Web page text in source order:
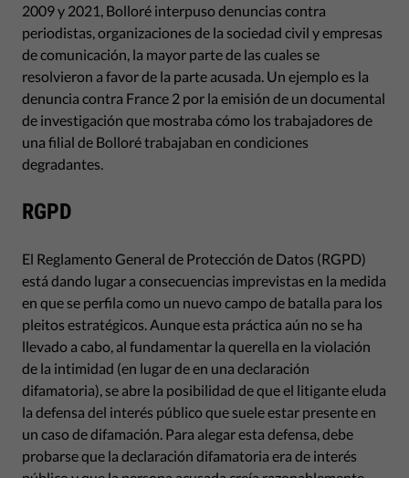
2009 y 2021, Bolloré interpuso denuncias contra
periodistas, organizaciones de la sociedad civil y empresas
de comunicación, la mayor parte de las cuales se
resolvieron a favor de la parte acusada. Un ejemplo es la
denuncia contra France 2 por la emisión de un documental
de investigación que mostraba cómo los trabajadores de
una filial de Bolloré trabajaban en condiciones
degradantes.
RGPD
El Reglamento General de Protección de Datos (RGPD)
está dando lugar a consecuencias imprevistas en la medida
en que se perfila como un nuevo campo de batalla para los
pleitos estratégicos. Aunque esta práctica aún no se ha
llevado a cabo, al fundamentar la querella en la violación
de la intimidad (en lugar de en una declaración
difamatoria), se abre la posibilidad de que el litigante eluda
la defensa del interés público que suele estar presente en
un caso de difamación. Para alegar esta defensa, debe
probarse que la declaración difamatoria era de interés